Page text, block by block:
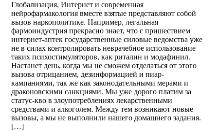
Глобализация, Интернет и современная
нейрофармакология вместе взятые представляют собой
вызов наркополитике. Например, легальная
фармоиндустрия прекрасно знает, что с пришествием
интернет-аптек государственные силовые ведомства уже
не в силах контролировать неврачебное использование
таких психостимуляторов, как риталин и модафинил.
Настанет день, когда мы не сможем отделаться от этого
вызова отрицанием, дезинформацией и пиар-
кампаниями, так же как законодательными мерами и
драконовскими санкциями. Мы уже дорого платим за
статус-кво в злоупотреблениях лекарственными
средствами и алкоголем. Между тем возникают новые
вызовы, а мы не выполнили нашего домашнего задания.
[…]